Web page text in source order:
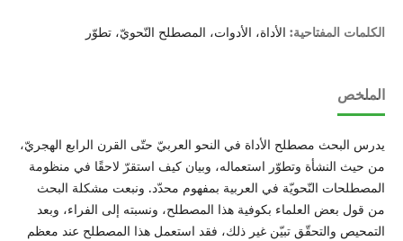
الكلمات المفتاحية: الأداة، الأدوات، المصطلح النّحويّ، تطوّر
الملخص
يدرس البحث مصطلح الأداة في النحو العربيّ حتّى القرن الرابع الهجريّ،
من حيث النشأة وتطوّر استعماله، وبيان كيف استقرّ لاحقًا في منظومة
المصطلحات النّحويّة في العربية بمفهوم محدّد. ونبعت مشكلة البحث
من قول بعض العلماء بكوفية هذا المصطلح، ونسبته إلى الفراء، وبعد
التمحيص والتحقّق تبيّن غير ذلك، فقد استعمل هذا المصطلح عند معظم